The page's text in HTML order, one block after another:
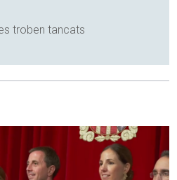
troben tancats